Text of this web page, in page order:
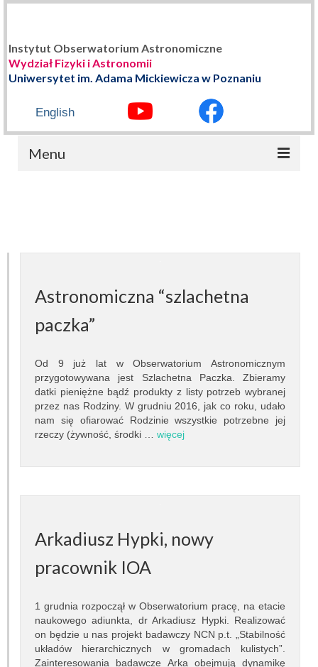
Instytut Obserwatorium Astronomiczne
Wydział Fizyki i Astronomii
Uniwersytet im. Adama Mickiewicza w Poznaniu
English
Menu
Władze Instytutu
Pracownicy
Biblioteka
Infrastruktura
Dziedziny badań
Seminaria
Publikacje
Granty
Astronomiczna “szlachetna
paczka”
Od 9 już lat w Obserwatorium Astronomicznym
przygotowywana jest Szlachetna Paczka. Zbieramy
datki pieniężne bądź produkty z listy potrzeb wybranej
przez nas Rodziny. W grudniu 2016, jak co roku, udało
nam się ofiarować Rodzinie wszystkie potrzebne jej
rzeczy (żywność, środki … więcej
Arkadiusz Hypki, nowy
pracownik IOA
1 grudnia rozpoczął w Obserwatorium pracę, na etacie
naukowego adiunkta, dr Arkadiusz Hypki. Realizować
on będzie u nas projekt badawczy NCN p.t. „Stabilność
układów hierarchicznych w gromadach kulistych”.
Zainteresowania badawcze Arka obejmują dynamikę